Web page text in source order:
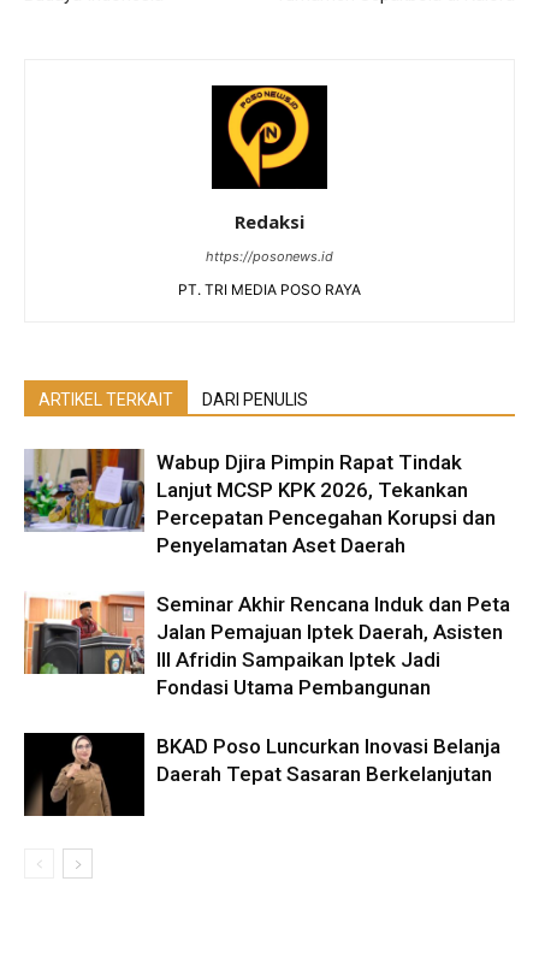
Redaksi
https://posonews.id
PT. TRI MEDIA POSO RAYA
ARTIKEL TERKAIT DARI PENULIS
Wabup Djira Pimpin Rapat Tindak
Lanjut MCSP KPK 2026, Tekankan
Percepatan Pencegahan Korupsi dan
Penyelamatan Aset Daerah
Seminar Akhir Rencana Induk dan Peta
Jalan Pemajuan Iptek Daerah, Asisten
III Afridin Sampaikan Iptek Jadi
Fondasi Utama Pembangunan
BKAD Poso Luncurkan Inovasi Belanja
Daerah Tepat Sasaran Berkelanjutan